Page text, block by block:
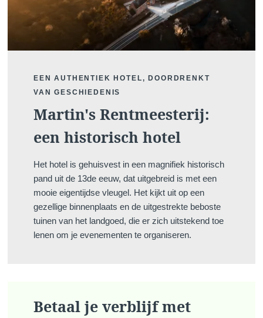
EEN AUTHENTIEK HOTEL, DOORDRENKT
VAN GESCHIEDENIS
Martin's Rentmeesterij:
een historisch hotel
Het hotel is gehuisvest in een magnifiek historisch
pand uit de 13de eeuw, dat uitgebreid is met een
mooie eigentijdse vleugel. Het kijkt uit op een
gezellige binnenplaats en de uitgestrekte beboste
tuinen van het landgoed, die er zich uitstekend toe
lenen om je evenementen te organiseren.
Betaal je verblijf met